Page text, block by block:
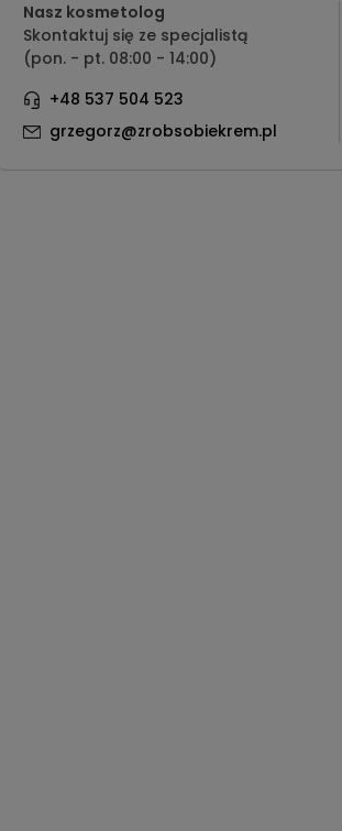
Nasz kosmetolog
Skontaktuj się ze specjalistą
(pon. - pt. 08:00 - 14:00)
+48 537 504 523
grzegorz@zrobsobiekrem.pl